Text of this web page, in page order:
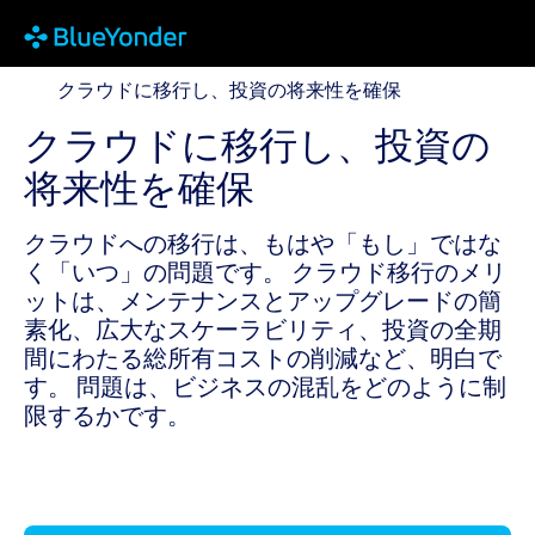
クラウドに移行し、投資の将来性を確保
クラウドに移行し、投資の将来性を確保
クラウドに移行し、投資の
将来性を確保
クラウドへの移行は、もはや「もし」ではな
く「いつ」の問題です。 クラウド移行のメリ
ットは、メンテナンスとアップグレードの簡
素化、広大なスケーラビリティ、投資の全期
間にわたる総所有コストの削減など、明白で
す。 問題は、ビジネスの混乱をどのように制
限するかです。